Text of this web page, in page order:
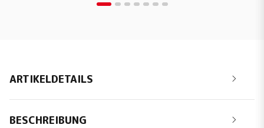
ARTIKELDETAILS
BESCHREIBUNG